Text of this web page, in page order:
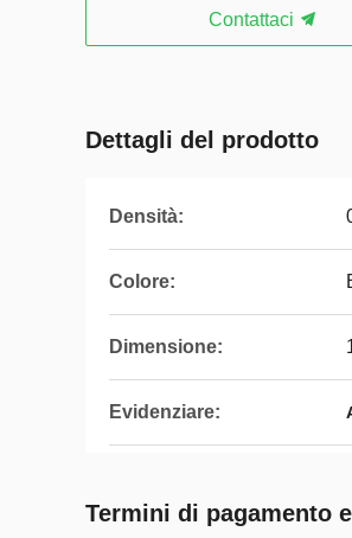
Contattaci
Dettagli del prodotto
Densità:
Colore:
Dimensione:
Evidenziare:
Termini di pagamento